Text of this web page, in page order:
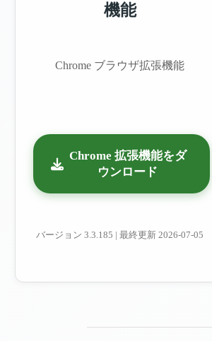
機能
Chrome ブラウザ拡張機能
Chrome 拡張機能をダ
ウンロード
バージョン 3.3.185 |最終更新 2026-07-05